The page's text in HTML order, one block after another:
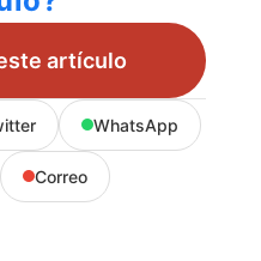
artículo
WhatsApp
Correo